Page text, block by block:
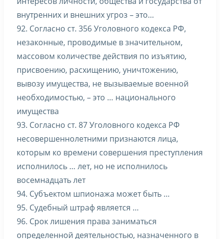
внутренних и внешних угроз – это…
92. Согласно ст. 356 Уголовного кодекса РФ,
незаконные, проводимые в значительном,
массовом количестве действия по изъятию,
присвоению, расхищению, уничтожению,
вывозу имущества, не вызываемые военной
необходимостью, – это … национального
имущества
93. Согласно ст. 87 Уголовного кодекса РФ
несовершеннолетними признаются лица,
которым ко времени совершения преступления
исполнилось … лет, но не исполнилось
восемнадцать лет
94. Субъектом шпионажа может быть …
95. Судебный штраф является …
96. Срок лишения права заниматься
определенной деятельностью, назначенного в